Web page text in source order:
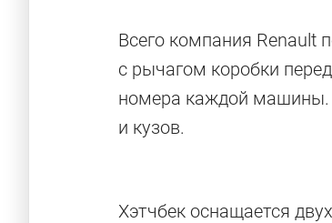
Всего компания Renault
с рычагом коробки
номера каждой машины.
и кузов.
Хэтчбек оснащается